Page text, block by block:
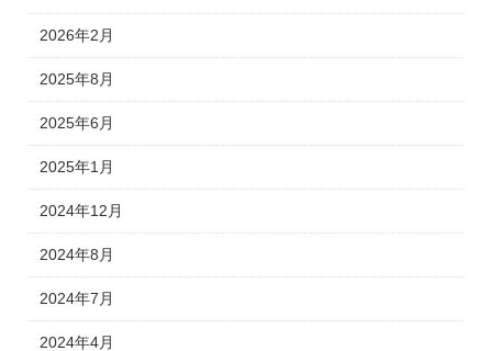
2026年2月
2025年8月
2025年6月
2025年1月
2024年12月
2024年8月
2024年7月
2024年4月